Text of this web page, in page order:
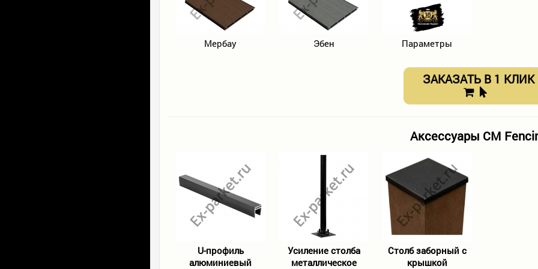
Мербау Эбен Параметры
ЗАКАЗАТЬ В 1 КЛИК
Аксессуары CM
U-профиль
алюминиевый
Усиление столба
металлическое
Столб заборный с
крышкой